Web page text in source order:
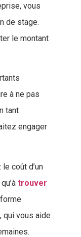
vous
de stage.
le montant
à ne pas
tant
engager
coût d’un
trouver
qui vous aide